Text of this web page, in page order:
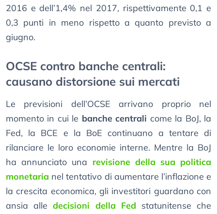
2016 e dell’1,4% nel 2017, rispettivamente 0,1 e
0,3 punti in meno rispetto a quanto previsto a
giugno.
OCSE contro banche centrali:
causano distorsione sui mercati
Le previsioni dell’OCSE arrivano proprio nel
momento in cui le banche centrali come la BoJ, la
Fed, la BCE e la BoE continuano a tentare di
rilanciare le loro economie interne. Mentre la BoJ
ha annunciato una revisione della sua politica
monetaria nel tentativo di aumentare l’inflazione e
la crescita economica, gli investitori guardano con
ansia alledecisioni della Fed statunitense che